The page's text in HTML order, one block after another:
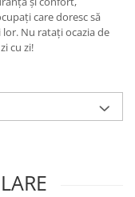
care doresc să
Nu ratați ocazia de
cu zi!